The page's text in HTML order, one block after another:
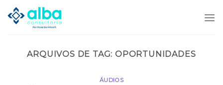
Skip
to
ARQUIVOS DE TAG:OPORTUNIDADES
ÁUDIOS